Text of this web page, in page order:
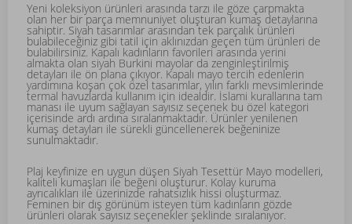
Yeni koleksiyon ürünleri arasında tarzı ile göze çarpmakta
olan her bir parça memnuniyet oluşturan kumaş detaylarına
sahiptir. Siyah tasarımlar arasından tek parçalık ürünleri
bulabileceğiniz gibi tatil için aklınızdan geçen tüm ürünleri de
bulabilirsiniz. Kapalı kadınların favorileri arasında yerini
almakta olan siyah Burkini mayolar da zenginleştirilmiş
detayları ile ön plana çıkıyor. Kapalı mayo tercih edenlerin
yardımına koşan çok özel tasarımlar, yılın farklı mevsimlerinde
termal havuzlarda kullanım için idealdir. İslami kurallarına tam
manası ile uyum sağlayan sayısız seçenek bu özel kategori
içerisinde ardı ardına sıralanmaktadır. Ürünler yenilenen
kumaş detayları ile sürekli güncellenerek beğeninize
sunulmaktadır.
Plaj keyfinize en uygun düşen Siyah Tesettür Mayo modelleri,
kaliteli kumaşları ile beğeni oluşturur. Kolay kuruma
ayrıcalıkları ile üzerinizde rahatsızlık hissi oluşturmaz.
Feminen bir dış görünüm isteyen tüm kadınların gözde
ürünleri olarak sayısız seçenekler şeklinde sıralanıyor.